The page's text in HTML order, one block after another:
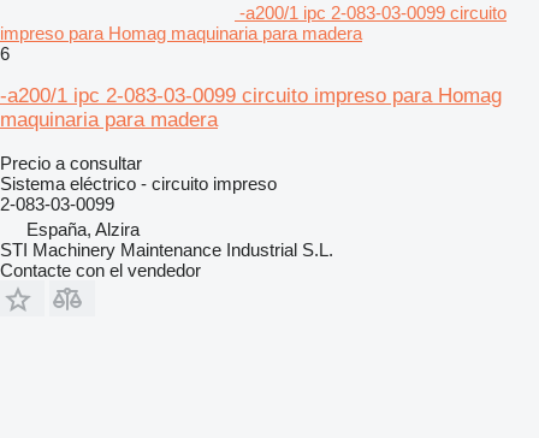
-a200/1 ipc 2-083-03-0099 circuito
impreso para Homag maquinaria para madera
6
-a200/1 ipc 2-083-03-0099 circuito impreso para Homag
maquinaria para madera
Precio a consultar
Sistema eléctrico - circuito impreso
2-083-03-0099
España, Alzira
STI Machinery Maintenance Industrial S.L.
Contacte con el vendedor